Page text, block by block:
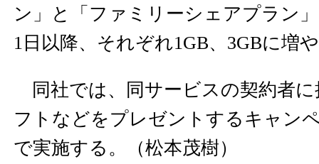
ン」と「ファミリーシェアプラン
1日以降、それぞれ1GB、3GBに増
同社では、同サービスの契約者
フトなどをプレゼントするキャン
で実施する。（松本茂樹）